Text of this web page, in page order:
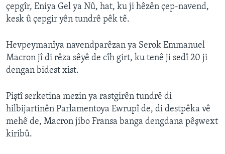
çepgîr, Eniya Gel ya Nû, hat, ku ji hêzên çep-navend,
kesk û çepgir yên tundrê pêk tê.
Hevpeymanîya navendparêzan ya Serok Emmanuel
Macron jî di rêza sêyê de cîh girt, ku tenê ji sedî 20 ji
dengan bidest xist.
Piştî serketina mezin ya rastgirên tundrê di
hilbijartinên Parlamentoya Ewrupî de, di destpêka vê
mehê de, Macron jibo Fransa banga dengdana pêşwext
kiribû.